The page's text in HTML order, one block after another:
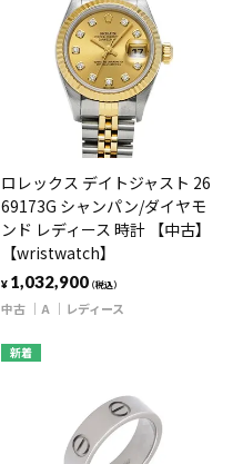
ロレックス デイトジャスト 26
69173G シャンパン/ダイヤモ
ンド レディース 時計 【中古】
【wristwatch】
¥ 1,032,900（税込）
中古 A レディース
新着